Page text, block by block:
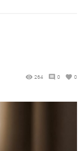
264 0 0